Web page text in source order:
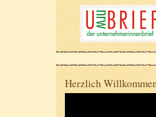
Herzlich